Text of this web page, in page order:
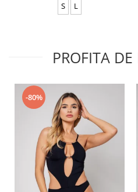
S L
PROFITA DE
-80%